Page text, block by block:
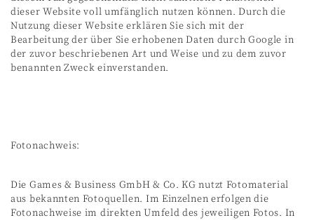
dieser Website voll umfänglich nutzen können. Durch die
Nutzung dieser Website erklären Sie sich mit der
Bearbeitung der über Sie erhobenen Daten durch Google in
der zuvor beschriebenen Art und Weise und zu dem zuvor
benannten Zweck einverstanden.
Fotonachweis:
Die Games & Business GmbH & Co. KG nutzt Fotomaterial
aus bekannten Fotoquellen. Im Einzelnen erfolgen die
Fotonachweise im direkten Umfeld des jeweiligen Fotos. In